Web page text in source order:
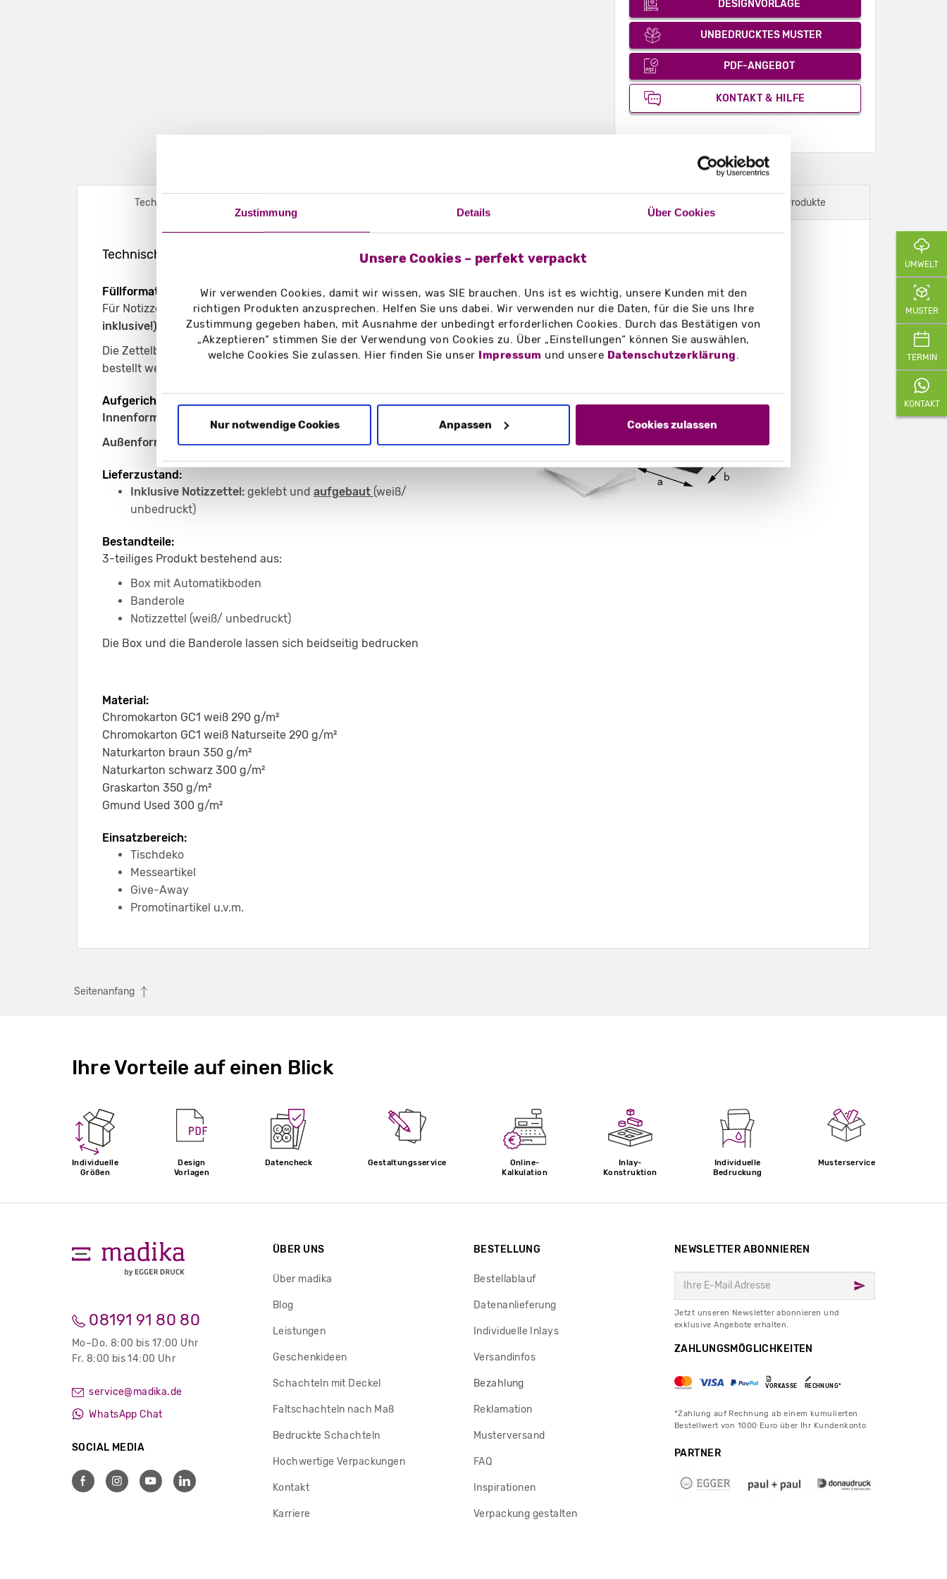
Zustimmung Details Über Cookies
Unsere Cookies – perfekt verpackt
Wir verwenden Cookies, damit wir wissen, was SIE brauchen. Uns ist es wichtig, unsere Kunden mit den
richtigen Produkten anzusprechen. Helfen Sie uns dabei. Wir verwenden nur die Daten, für die Sie uns Ihre
Zustimmung gegeben haben, mit Ausnahme der unbedingt erforderlichen Cookies. Durch das Bestätigen von
„Akzeptieren“ stimmen Sie der Verwendung von Cookies zu. Über „Einstellungen“ können Sie auswählen,
welche Cookies Sie zulassen. Hier finden Sie unser Impressum und unsere Datenschutzerklärung.
Nur notwendige Cookies Anpassen Cookies zulassen
DESIGNVORLAGE
UNBEDRUCKTES MUSTER
PDF-ANGEBOT
KONTAKT & HILFE
Technische Daten Dazu passende Produkte
Technische Daten – Zettelbox - mit Notizzettel
Füllformat:
Für Notizzettel mit dem Format 90 x 90 x 90 mm(ca. 800 Blatt
inklusive!)
Die Zettelbox kann
mit und ohneNotizzettel (weiß/ unbedruckt)
bestellt werden.
Aufgerichtetes Format:
Innenformat:
92 x 92 x 94 mm
Außenformat aufgerichtete Box:94 x 97 x 98 mm
Lieferzustand:
Inklusive Notizzettel: geklebt und aufgebaut (weiß/
unbedruckt)
Bestandteile:
3-teiliges Produkt bestehend aus:
Box mit Automatikboden
Banderole
Notizzettel (weiß/ unbedruckt)
Die Box und die Banderole lassen sich beidseitig bedrucken
Material:
Chromokarton GC1 weiß 290 g/m²
Chromokarton GC1 weiß Naturseite 290 g/m²
Naturkarton braun 350 g/m²
Naturkarton schwarz 300 g/m²
Graskarton 350 g/m²
Gmund Used 300 g/m²
Einsatzbereich:
Tischdeko
Messeartikel
Give-Away
Promotinartikel u.v.m.
Seitenanfang
Ihre Vorteile auf einen Blick
Individuelle
Größen
Design
Vorlagen
Datencheck Gestaltungsservice
Online-
Kalkulation
Inlay-
Konstruktion
Individuelle
Bedruckung
Musterservice
08191 91 80 80
Mo–Do. 8:00 bis 17:00 Uhr
Fr. 8:00 bis 14:00 Uhr
service@madika.de
WhatsApp Chat
SOCIAL MEDIA
ÜBER UNS
Über madika
Blog
Leistungen
Geschenkideen
Schachteln mit Deckel
Faltschachteln nach Maß
Bedruckte Schachteln
Hochwertige Verpackungen
Kontakt
Karriere
BESTELLUNG
Bestellablauf
Datenanlieferung
Individuelle Inlays
Versandinfos
Bezahlung
Reklamation
Musterversand
FAQ
Inspirationen
Verpackung gestalten
NEWSLETTER ABONNIEREN
Jetzt unseren Newsletter abonnieren und
exklusive Angebote erhalten.
ZAHLUNGSMÖGLICHKEITEN
VORKASSE RECHNUNG*
*Zahlung auf Rechnung ab einem kumulierten
Bestellwert von 1000 Euro über Ihr Kundenkonto
PARTNER
UMWELT
MUSTER
TERMIN
KONTAKT